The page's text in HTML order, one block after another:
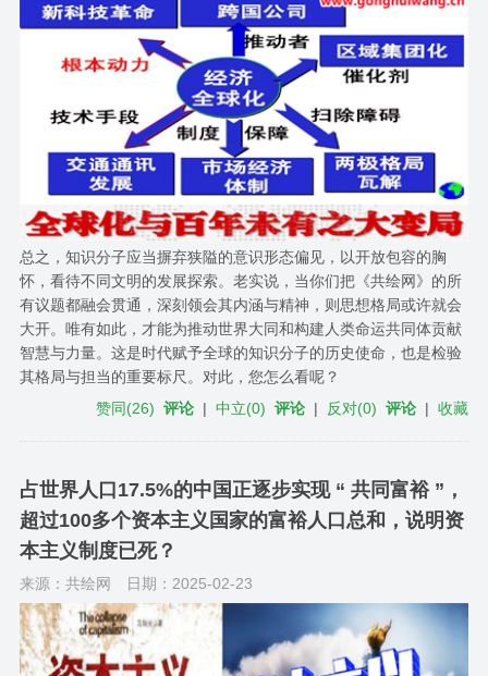
总之，知识分子应当摒弃狭隘的意识形态偏见，以开放包容的胸
怀，看待不同文明的发展探索。老实说，当你们把《共绘网》的所
有议题都融会贯通，深刻领会其内涵与精神，则思想格局或许就会
大开。唯有如此，才能为推动世界大同和构建人类命运共同体贡献
智慧与力量。这是时代赋予全球的知识分子的历史使命，也是检验
其格局与担当的重要标尺。对此，您怎么看呢？
赞同(26) 评论 |中立(0) 评论 | 反对(0) 评论 |收藏
占世界人口17.5%的中国正逐步实现 “ 共同富裕 ”，
超过100多个资本主义国家的富裕人口总和，说明资
本主义制度已死？
来源：共绘网 日期：2025-02-23